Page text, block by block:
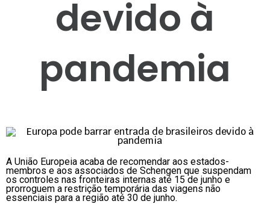
devido à
pandemia
A União Europeia acaba de recomendar aos estados-
membros e aos associados de Schengen que suspendam
os controles nas fronteiras internas até 15 de junho e
prorroguem a restrição temporária das viagens não
essenciais para a região até 30 de junho.